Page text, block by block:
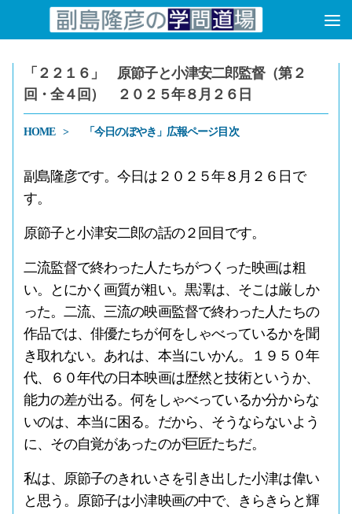
コンテンツへスキップ
「２２１６」 原節子と小津安二郎監督（第２
回・全４回） ２０２５年８月２６日
HOME 「今日のぼやき」広報ページ目次
副島隆彦です。今日は２０２５年８月２６日で
す。
原節子と小津安二郎の話の２回目です。
二流監督で終わった人たちがつくった映画は粗
い。とにかく画質が粗い。黒澤は、そこは厳しか
った。二流、三流の映画監督で終わった人たちの
作品では、俳優たちが何をしゃべっているかを聞
き取れない。あれは、本当にいかん。１９５０年
代、６０年代の日本映画は歴然と技術というか、
能力の差が出る。何をしゃべっているか分からな
いのは、本当に困る。だから、そうならないよう
に、その自覚があったのが巨匠たちだ。
私は、原節子のきれいさを引き出した小津は偉い
と思う。原節子は小津映画の中で、きらきらと輝